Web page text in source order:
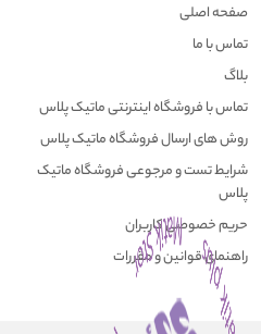
صفحه اصلی
تماس با ما
بلاگ
تماس با فروشگاه اینترنتی ماتیک پلاس
روش های ارسال فروشگاه ماتیک پلاس
شرایط تست و مرجوعی فروشگاه ماتیک
پلاس
حریم خصوصی کاربران
راهنمای قوانین و مقررات